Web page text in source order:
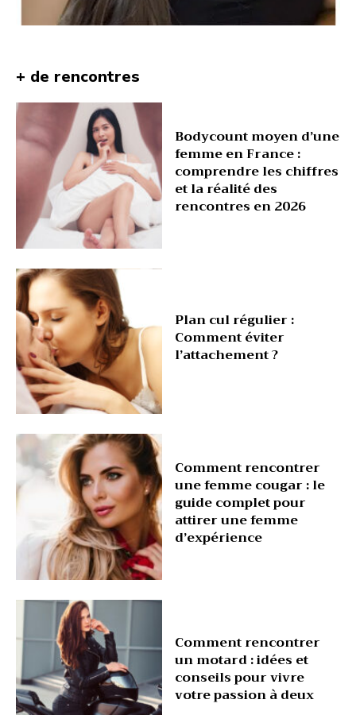
+ de rencontres
Bodycount moyen d’une
femme en France :
comprendre les chiffres
et la réalité des
rencontres en 2026
Plan cul régulier :
Comment éviter
l’attachement ?
Comment rencontrer
une femme cougar : le
guide complet pour
attirer une femme
d’expérience
Comment rencontrer
un motard : idées et
conseils pour vivre
votre passion à deux